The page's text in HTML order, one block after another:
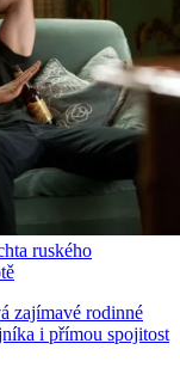
ruského
zajímavé rodinné
i přímou spojitost